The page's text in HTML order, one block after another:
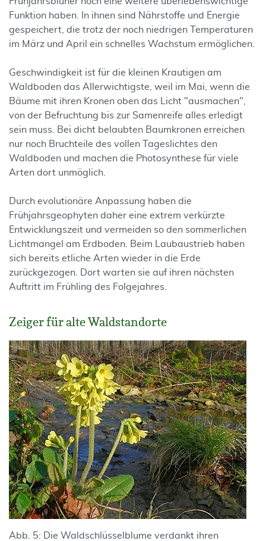
Funktion haben. In ihnen sind Nährstoffe und Energie
gespeichert, die trotz der noch niedrigen Temperaturen
im März und April ein schnelles Wachstum ermöglichen.
Geschwindigkeit ist für die kleinen Krautigen am
Waldboden das Allerwichtigste, weil im Mai, wenn die
Bäume mit ihren Kronen oben das Licht "ausmachen",
von der Befruchtung bis zur Samenreife alles erledigt
sein muss. Bei dicht belaubten Baumkronen erreichen
nur noch Bruchteile des vollen Tageslichtes den
Waldboden und machen die Photosynthese für viele
Arten dort unmöglich.
Durch evolutionäre Anpassung haben die
Frühjahrsgeophyten daher eine extrem verkürzte
Entwicklungszeit und vermeiden so den sommerlichen
Lichtmangel am Erdboden. Beim Laubaustrieb haben
sich bereits etliche Arten wieder in die Erde
zurückgezogen. Dort warten sie auf ihren nächsten
Auftritt im Frühling des Folgejahres.
Zeiger für alte Waldstandorte
Abb. 5: Die Waldschlüsselblume verdankt ihren